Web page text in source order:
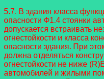
5.7. В здания класса
опасности Ф1.4 стоянки
допускается встраивать
огнестойкости и класса
опасности здания. При
должна отделяться
огнестойкости не ниже
автомобилей и жилыми